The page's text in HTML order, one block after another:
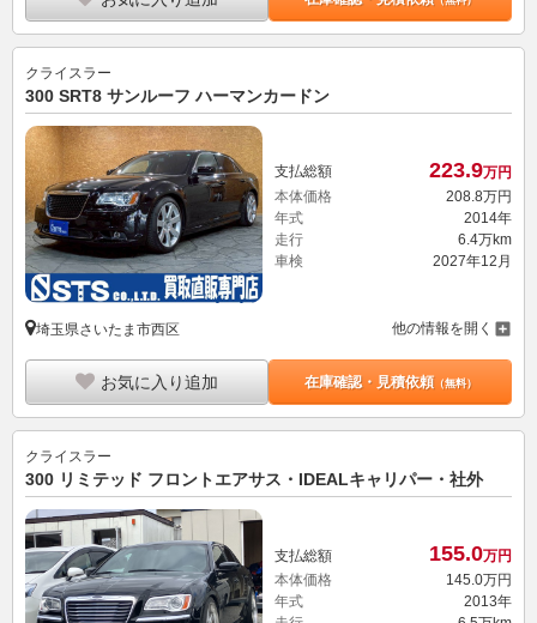
クライスラー
300 SRT8 サンルーフ ハーマンカードン
支払総額 223.9万円
本体価格
208. 8万円
年式
2014年
走行
6.4万km
車検
2027年12月
埼玉県さいたま市西区 他の情報を開く
お気に入り追加 在庫確認・見積依頼（無料）
クライスラー
300 リミテッド フロントエアサス・IDEALキャリパー・社外
支払総額 155.0万円
本体価格
145.0万円
年式
2013年